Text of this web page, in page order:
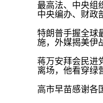
最高法、中央组
中央编办、财政
特朗普手握全球
施，外媒揭美伊
蒋万安拜会民进
离场，他看穿绿
高市早苗感谢各